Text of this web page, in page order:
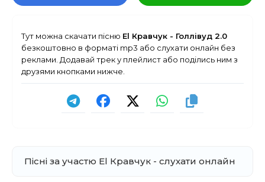
Тут можна скачати пісню El Кравчук - Голлівуд 2.0
безкоштовно в форматі mp3 або слухати онлайн без
реклами. Додавай трек у плейлист або поділись ним з
друзями кнопками нижче.
Пісні за участю El Кравчук - слухати онлайн